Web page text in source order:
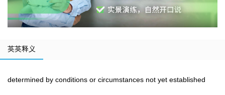
英英释义
determined by conditions or circumstances not yet established